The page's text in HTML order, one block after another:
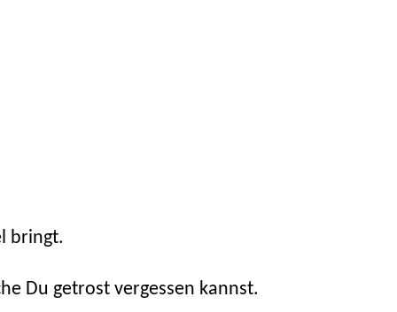
bringt.
Du getrost vergessen kannst.